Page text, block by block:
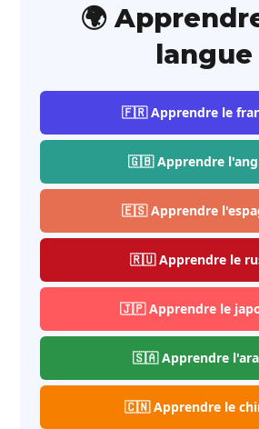
🌍
langue
🇫🇷 Apprendre le
🇬🇧 Apprendre
🇪🇸 Apprendre
🇷🇺 Apprendre le
🇯🇵 Apprendre le
🇸🇦 Apprendre
🇨🇳 Apprendre le